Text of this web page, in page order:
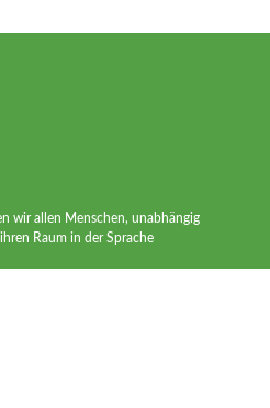
wir allen Menschen, unabhängig
Raum in der Sprache